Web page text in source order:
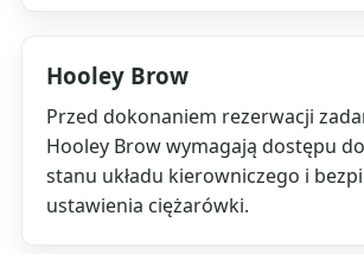
Hooley Brow
Przed dokonaniem rezerwacji
Hooley Brow wymagają dostępu
stanu układu kierowniczego i
ustawienia ciężarówki.